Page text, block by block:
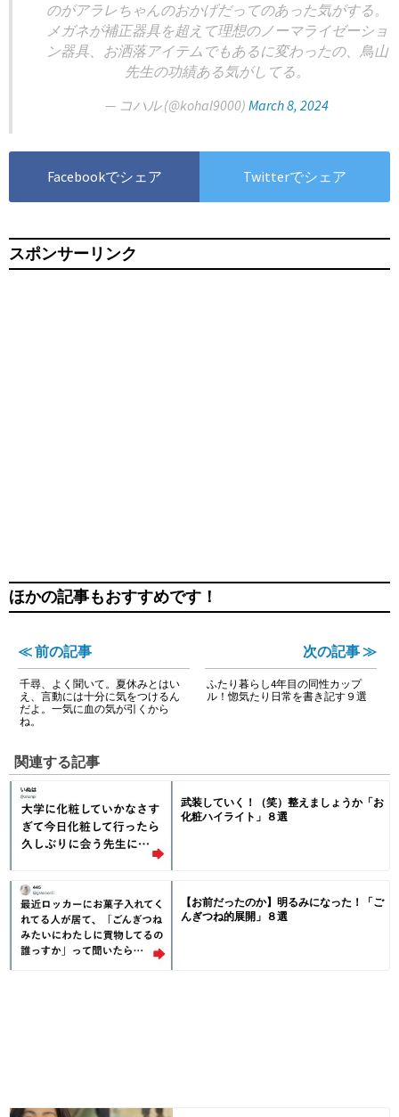
のがアラレちゃんのおかげだってのあった気がする。
メガネが補正器具を超えて理想のノーマライゼーショ
ン器具、お洒落アイテムでもあるに変わったの、鳥山
先生の功績ある気がしてる。
— コハル (@kohal9000) March 8, 2024
Facebookでシェア Twitterでシェア
スポンサーリンク
ほかの記事もおすすめです！
≪ 前の記事
千尋、よく聞いて。夏休みとはい
え、言動には十分に気をつけるん
だよ。一気に血の気が引くから
ね。
次の記事 ≫
ふたり暮らし4年目の同性カップ
ル！惚気たり日常を書き記す９選
関連する記事
武装していく！（笑）整えましょうか「お
化粧ハイライト」８選
【お前だったのか】明るみになった！「ご
んぎつね的展開」８選